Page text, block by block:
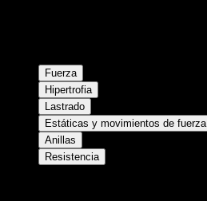
Fuerza
Hipertrofia
Lastrado
Estáticas y movimientos de fuerza
Anillas
Resistencia